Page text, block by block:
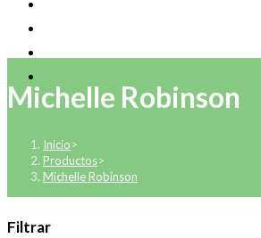
Michelle Robinson
Inicio>
Productos>
Michelle Robinson
Filtrar